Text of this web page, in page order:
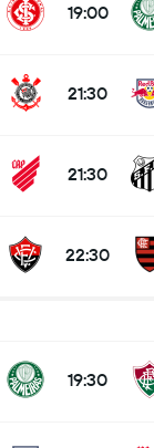
19:00
21:30
21:30
22:30
19:30